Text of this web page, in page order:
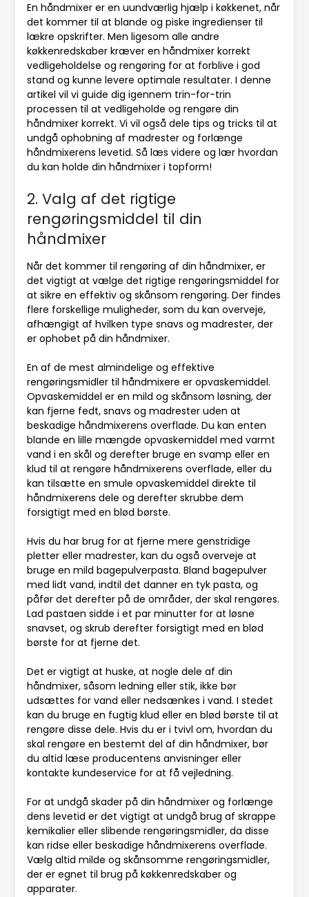
En håndmixer er en uundværlig hjælp i køkkenet, når
det kommer til at blande og piske ingredienser til
lækre opskrifter. Men ligesom alle andre
køkkenredskaber kræver en håndmixer korrekt
vedligeholdelse og rengøring for at forblive i god
stand og kunne levere optimale resultater. I denne
artikel vil vi guide dig igennem trin-for-trin
processen til at vedligeholde og rengøre din
håndmixer korrekt. Vi vil også dele tips og tricks til at
undgå ophobning af madrester og forlænge
håndmixerens levetid. Så læs videre og lær hvordan
du kan holde din håndmixer i topform!
2. Valg af det rigtige
rengøringsmiddel til din
håndmixer
Når det kommer til rengøring af din håndmixer, er
det vigtigt at vælge det rigtige rengøringsmiddel for
at sikre en effektiv og skånsom rengøring. Der findes
flere forskellige muligheder, som du kan overveje,
afhængigt af hvilken type snavs og madrester, der
er ophobet på din håndmixer.
En af de mest almindelige og effektive
rengøringsmidler til håndmixere er opvaskemiddel.
Opvaskemiddel er en mild og skånsom løsning, der
kan fjerne fedt, snavs og madrester uden at
beskadige håndmixerens overflade. Du kan enten
blande en lille mængde opvaskemiddel med varmt
vand i en skål og derefter bruge en svamp eller en
klud til at rengøre håndmixerens overflade, eller du
kan tilsætte en smule opvaskemiddel direkte til
håndmixerens dele og derefter skrubbe dem
forsigtigt med en blød børste.
Hvis du har brug for at fjerne mere genstridige
pletter eller madrester, kan du også overveje at
bruge en mild bagepulverpasta. Bland bagepulver
med lidt vand, indtil det danner en tyk pasta, og
påfør det derefter på de områder, der skal rengøres.
Lad pastaen sidde i et par minutter for at løsne
snavset, og skrub derefter forsigtigt med en blød
børste for at fjerne det.
Det er vigtigt at huske, at nogle dele af din
håndmixer, såsom ledning eller stik, ikke bør
udsættes for vand eller nedsænkes i vand. I stedet
kan du bruge en fugtig klud eller en blød børste til at
rengøre disse dele. Hvis du er i tvivl om, hvordan du
skal rengøre en bestemt del af din håndmixer, bør
du altid læse producentens anvisninger eller
kontakte kundeservice for at få vejledning.
For at undgå skader på din håndmixer og forlænge
dens levetid er det vigtigt at undgå brug af skrappe
kemikalier eller slibende rengøringsmidler, da disse
kan ridse eller beskadige håndmixerens overflade.
Vælg altid milde og skånsomme rengøringsmidler,
der er egnet til brug på køkkenredskaber og
apparater.